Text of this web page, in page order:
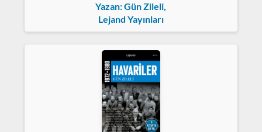
Yazan: Gün Zileli,
Lejand Yayınları